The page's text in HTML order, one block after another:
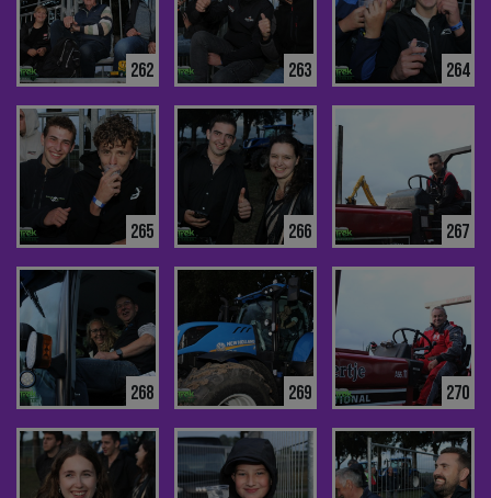
262 263 264
265 266 267
268 269 270